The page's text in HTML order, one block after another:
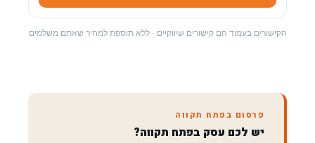
הקישורים בעמוד הם קישורים שיווקיים · ללא תוספת למחיר שאתם משלמים
פרסום בפתח תקווה
יש לכם עסק בפתח תקווה?